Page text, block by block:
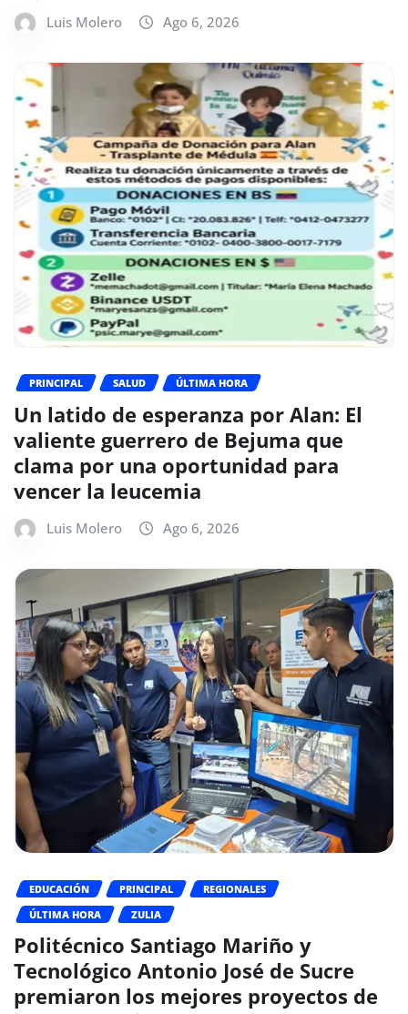
Luis Molero Ago 6, 2026
PRINCIPAL SALUD ÚLTIMA HORA
Un latido de esperanza por Alan: El
valiente guerrero de Bejuma que
clama por una oportunidad para
vencer la leucemia
Luis Molero Ago 6, 2026
EDUCACIÓN PRINCIPAL
REGIONALES
ÚLTIMA HORA
ZULIA
Politécnico Santiago Mariño y
Tecnológico Antonio José de Sucre
premiaron los mejores proyectos de